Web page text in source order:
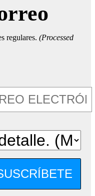
regulares. (Processed